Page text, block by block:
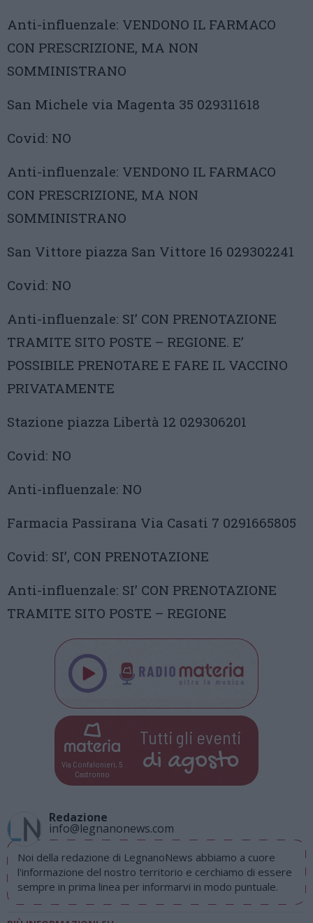
Anti-influenzale: VENDONO IL FARMACO
CON PRESCRIZIONE, MA NON
SOMMINISTRANO
San Michele via Magenta 35 029311618
Covid: NO
Anti-influenzale: VENDONO IL FARMACO
CON PRESCRIZIONE, MA NON
SOMMINISTRANO
San Vittore piazza San Vittore 16 029302241
Covid: NO
Anti-influenzale: SI’ CON PRENOTAZIONE
TRAMITE SITO POSTE – REGIONE. E’
POSSIBILE PRENOTARE E FARE IL VACCINO
PRIVATAMENTE
Stazione piazza Libertà 12 029306201
Covid: NO
Anti-influenzale: NO
Farmacia Passirana Via Casati 7 0291665805
Covid: SI’, CON PRENOTAZIONE
Anti-influenzale: SI’ CON PRENOTAZIONE
TRAMITE SITO POSTE – REGIONE
Via Confalonieri, 5
Castronno
Tutti gli eventi
di agosto
Redazione
info@legnanonews.com
Noi della redazione di LegnanoNews abbiamo a cuore
l'informazione del nostro territorio e cerchiamo di essere
sempre in prima linea per informarvi in modo puntuale.